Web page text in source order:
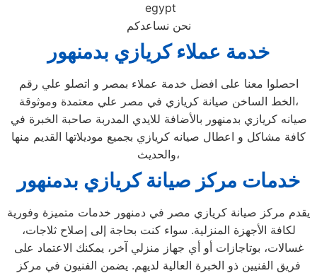
egypt
نحن نساعدكم
خدمة عملاء كريازي بدمنهور
احصلوا معنا على افضل خدمة عملاء بمصر و اتصلو علي رقم
الخط الساخن صيانة كريازي في مصر علي معتمدة وموثوقة،
صيانه كريازي بدمنهور بالأضافة للايدي المدربة صاحبة الخبرة في
كافة مشاكل و اعطال صيانه كريازي بجميع موديلاتها القديم منها
والحديث،
خدمات مركز صيانة كريازي بدمنهور
يقدم مركز صيانة كريازي مصر في دمنهور خدمات متميزة وفورية
لكافة الأجهزة المنزلية. سواء كنت بحاجة إلى إصلاح ثلاجات،
غسالات، بوتاجازات أو أي جهاز منزلي آخر، يمكنك الاعتماد على
فريق الفنيين ذو الخبرة العالية لديهم. يضمن الفنيون في مركز